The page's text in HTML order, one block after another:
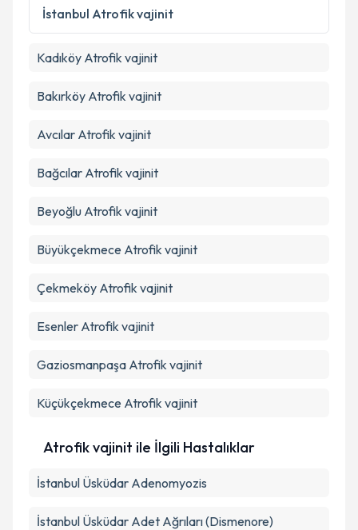
İstanbul Atrofik vajinit
Kadıköy Atrofik vajinit
Bakırköy Atrofik vajinit
Avcılar Atrofik vajinit
Bağcılar Atrofik vajinit
Beyoğlu Atrofik vajinit
Büyükçekmece Atrofik vajinit
Çekmeköy Atrofik vajinit
Esenler Atrofik vajinit
Gaziosmanpaşa Atrofik vajinit
Küçükçekmece Atrofik vajinit
Atrofik vajinit ile İlgili Hastalıklar
İstanbul Üsküdar Adenomyozis
İstanbul Üsküdar Adet Ağrıları (Dismenore)